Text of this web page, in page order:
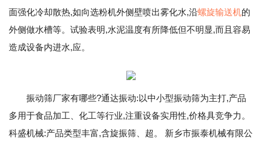
面强化冷却散热,如向选粉机外侧壁喷出雾化水,沿螺旋输送机的
外侧做水槽等。试验表明,水泥温度有所降低但不明显,而且容易
造成设备内进水,应。
振动筛厂家有哪些?通达振动:以中小型振动筛为主打,产品
多用于食品加工、化工等行业,注重设备实用性,价格具竞争力。
科盛机械:产品类型丰富,含旋振筛、超。 新乡市振泰机械有限公